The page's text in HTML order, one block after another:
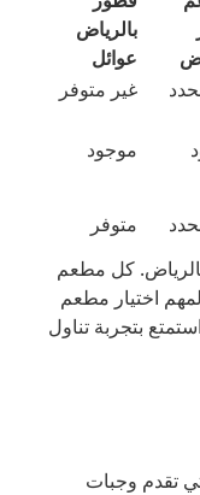
بالرياض
عوائل
غير متوفر
موجود
متوفر
كل مطعم
اختيار مطعم
بتجربة تناول
تقدم وجبات